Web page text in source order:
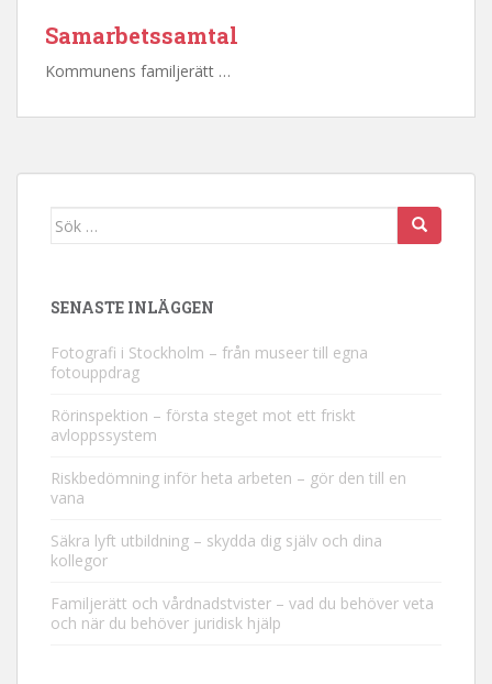
Samarbetssamtal
Kommunens familjerätt …
Sök efter:
SENASTE INLÄGGEN
Fotografi i Stockholm – från museer till egna
fotouppdrag
Rörinspektion – första steget mot ett friskt
avloppssystem
Riskbedömning inför heta arbeten – gör den till en
vana
Säkra lyft utbildning – skydda dig själv och dina
kollegor
Familjerätt och vårdnadstvister – vad du behöver veta
och när du behöver juridisk hjälp